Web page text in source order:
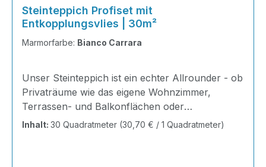
Steinteppich Profiset mit
Entkopplungsvlies | 30m²
Marmorfarbe: Bianco Carrara
Unser Steinteppich ist ein echter Allrounder - ob
Privaträume wie das eigene Wohnzimmer,
Terrassen- und Balkonflächen oder
Gewerbeobjekte und Austellungsräume; unsere
Inhalt: 30 Quadratmeter (30,70 € / 1 Quadratmeter)